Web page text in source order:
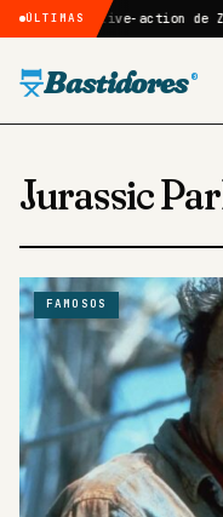
ÚLTIMAS
live-action de Zelda
Bastidores ®
Jurassic
FAMOSOS